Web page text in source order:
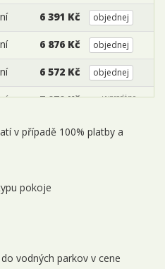
6 391 Kč objednej
6 876 Kč objednej
6 572 Kč objednej
7 070 Kč vyprodáno
5 905 Kč objednej
5 420 Kč objednej
v případě 100% platby a
pokoje
vodných parkov v cene